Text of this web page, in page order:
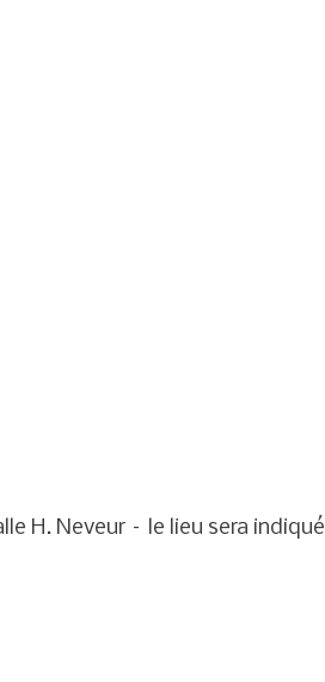
H. Neveur – le lieu sera indiqué